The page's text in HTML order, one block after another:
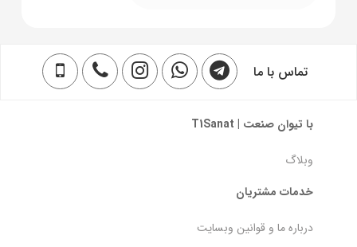
تماس با ما
با تیوان صنعت | T1Sanat
وبلاگ
خدمات مشتریان
درباره ما و قوانین وبسایت